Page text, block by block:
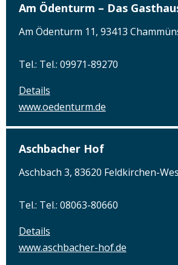
Am Ödenturm – Das
Am Ödenturm 11, 93413
Tel.: Tel.: 09971-89270
Details
www.oedenturm.de
Aschbacher Hof
Aschbach 3, 83620 Feldkirchen-
Tel.: Tel.: 08063-80660
Details
www.aschbacher-hof.de